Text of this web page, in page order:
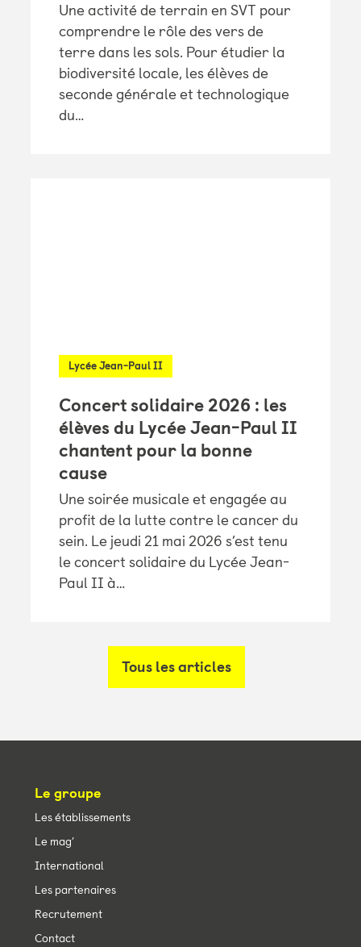
Une activité de terrain en SVT pour
comprendre le rôle des vers de
terre dans les sols. Pour étudier la
biodiversité locale, les élèves de
seconde générale et technologique
du…
Lycée Jean-Paul II
Concert solidaire 2026 : les
élèves du Lycée Jean-Paul II
chantent pour la bonne
cause
Une soirée musicale et engagée au
profit de la lutte contre le cancer du
sein. Le jeudi 21 mai 2026 s’est tenu
le concert solidaire du Lycée Jean-
Paul II à…
Tous les articles
Le groupe
Les établissements
Le mag’
International
Les partenaires
Recrutement
Contact